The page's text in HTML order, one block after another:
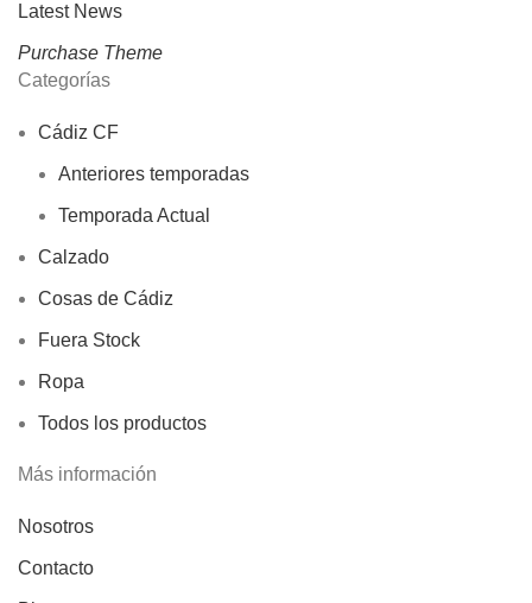
Latest News
Purchase Theme
Categorías
Cádiz CF
Anteriores temporadas
Temporada Actual
Calzado
Cosas de Cádiz
Fuera Stock
Ropa
Todos los productos
Más información
Nosotros
Contacto